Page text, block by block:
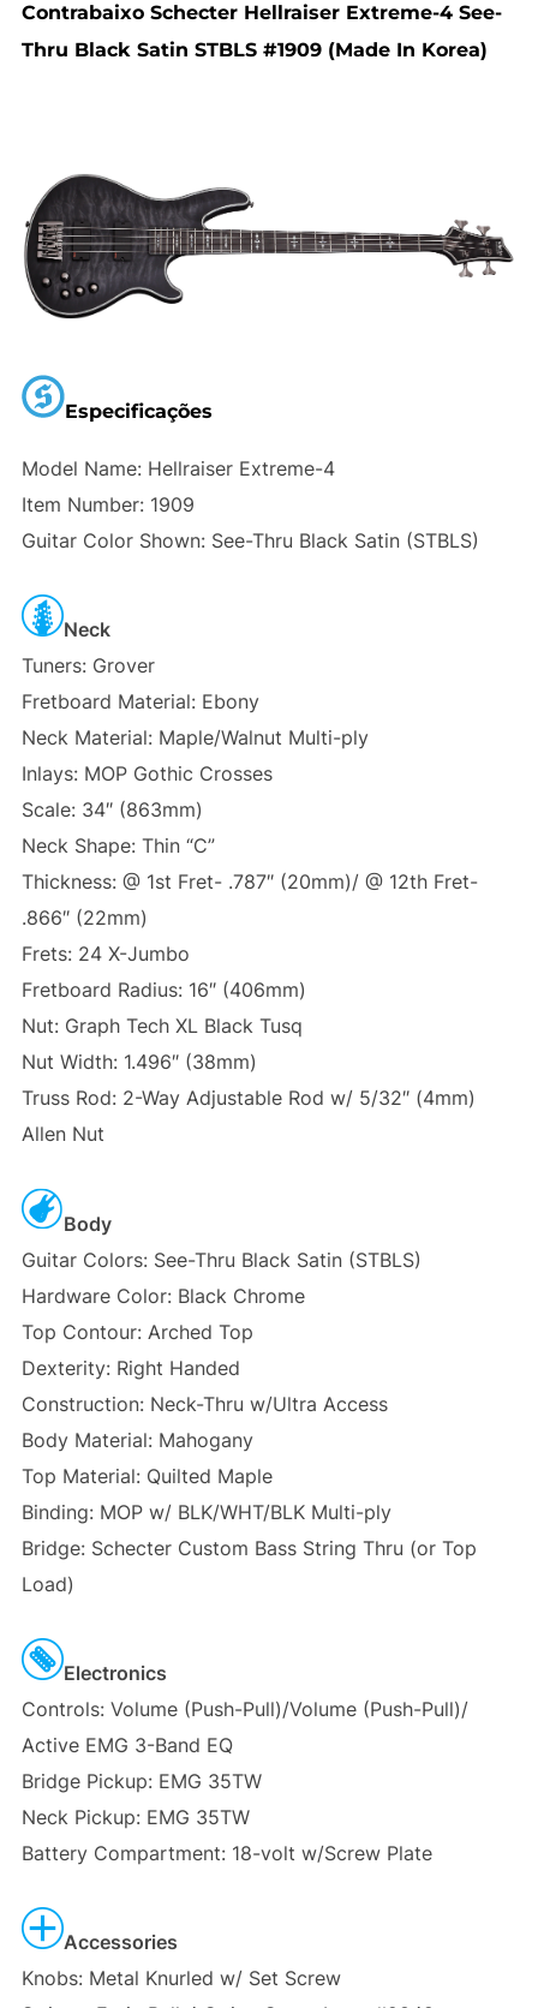
Contrabaixo Schecter Hellraiser Extreme-4 See-
Thru Black Satin STBLS #1909 (Made In Korea)
Especificações
Model Name: Hellraiser Extreme-4
Item Number: 1909
Guitar Color Shown: See-Thru Black Satin (STBLS)
Neck
Tuners: Grover
Fretboard Material: Ebony
Neck Material: Maple/Walnut Multi-ply
Inlays: MOP Gothic Crosses
Scale: 34″ (863mm)
Neck Shape: Thin “C”
Thickness: @ 1st Fret- .787″ (20mm)/ @ 12th Fret-
.866″ (22mm)
Frets: 24 X-Jumbo
Fretboard Radius: 16″ (406mm)
Nut: Graph Tech XL Black Tusq
Nut Width: 1.496″ (38mm)
Truss Rod: 2-Way Adjustable Rod w/ 5/32″ (4mm)
Allen Nut
Body
Guitar Colors: See-Thru Black Satin (STBLS)
Hardware Color: Black Chrome
Top Contour: Arched Top
Dexterity: Right Handed
Construction: Neck-Thru w/Ultra Access
Body Material: Mahogany
Top Material: Quilted Maple
Binding: MOP w/ BLK/WHT/BLK Multi-ply
Bridge: Schecter Custom Bass String Thru (or Top
Load)
Electronics
Controls: Volume (Push-Pull)/Volume (Push-Pull)/
Active EMG 3-Band EQ
Bridge Pickup: EMG 35TW
Neck Pickup: EMG 35TW
Battery Compartment: 18-volt w/Screw Plate
Accessories
Knobs: Metal Knurled w/ Set Screw